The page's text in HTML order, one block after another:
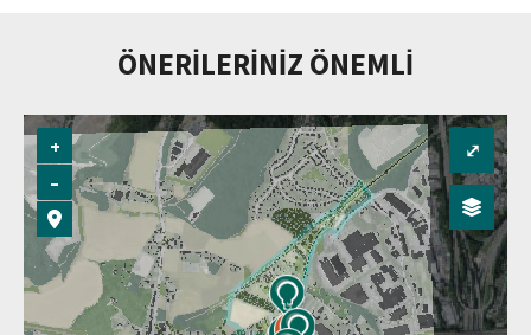
ÖNERİLERİNİZ ÖNEMLİ
+
–
⤢